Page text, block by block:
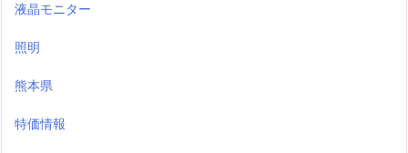
液晶モニター
照明
熊本県
特価情報